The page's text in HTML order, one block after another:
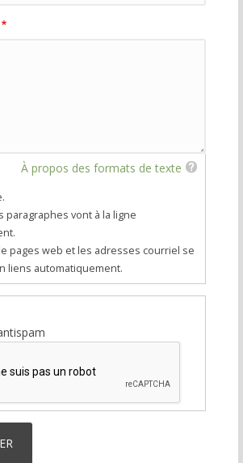
À propos des formats de texte
paragraphes vont à la ligne
pages web et les adresses courriel se
liens automatiquement.